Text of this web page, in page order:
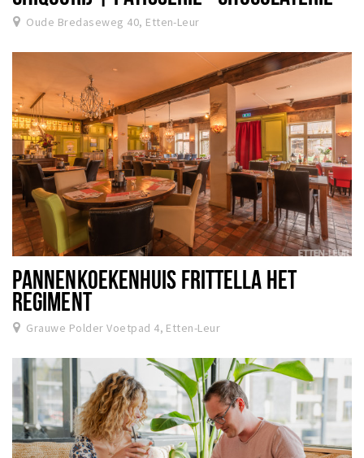
Oude Bredaseweg 40, Etten-Leur
PANNENKOEKENHUIS FRITTELLA HET
REGIMENT
Grauwe Polder Voetpad 4, Etten-Leur